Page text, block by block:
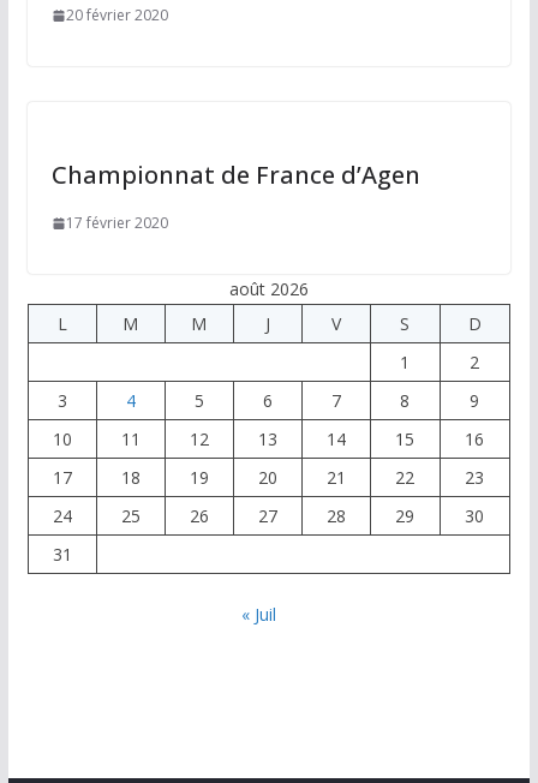
20 février 2020
Championnat de France d’Agen
17 février 2020
août 2026
L
M M J V S
D
1
2
3
4 5 6 7 8
9
10
11 12 13 14 15
16
17
18 19 20 21 22
23
24
25 26 27 28 29
30
31
« Juil